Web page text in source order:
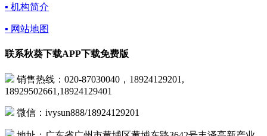
▪ 机构简介
▪ 网站地图
联系秋葵下载APP下载免费版
销售热线：020-87030040，18924129201,
18929502661,18924129401
微信：ivysun888/18924129201